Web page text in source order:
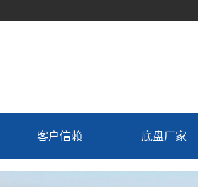
客户信赖 底盘厂家